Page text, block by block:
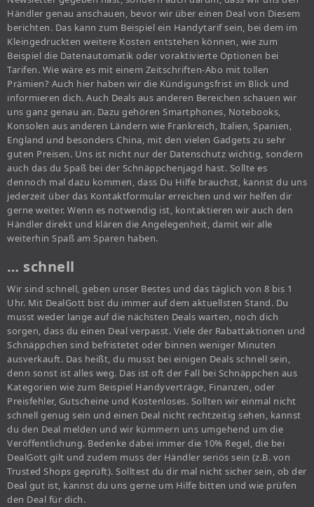
Händler genau anschauen, bevor wir über einen Deal von Diesem
berichten. Das kann zum Beispiel ein Handytarif sein, bei dem im
Kleingedruckten weitere Kosten entstehen können, wie zum
Beispiel die Datenautomatik oder voraktivierte Optionen bei
Tarifen. Wie wäre es mit einem Zeitschriften-Abo mit tollen
Prämien? Auch hier haben wir die Kündigungsfrist im Blick und
informieren dich. Auch Deals aus anderen Bereichen schauen wir
uns ganz genau an. Dazu gehören Smartphones, Notebooks,
Konsolen aus anderen Ländern wie Frankreich, Italien, Spanien,
England und besonders China, mit den vielen Gadgets zu sehr
guten Preisen. Uns ist nicht nur der Datenschutz wichtig, sondern
auch das du Spaß bei der Schnäppchenjagd hast. Sollte es
dennoch mal dazu kommen, dass Du Hilfe brauchst, kannst du uns
jederzeit über das Kontaktformular erreichen und wir helfen dir
gerne weiter. Wenn es notwendig ist, kontaktieren wir auch den
Händler direkt und klären die Angelegenheit, damit wir alle
weiterhin Spaß am Sparen haben.
… schnell
Wir sind schnell, geben unser Bestes und das täglich von 8 bis 1
Uhr. Mit DealGott bist du immer auf dem aktuellsten Stand. Du
musst weder lange auf die nächsten Deals warten, noch dich
sorgen, dass du einen Deal verpasst. Viele der Rabattaktionen und
Schnäppchen sind befristetet oder binnen weniger Minuten
ausverkauft. Das heißt, du musst bei einigen Deals schnell sein,
denn sonst ist alles weg. Das ist oft der Fall bei Schnäppchen aus
Kategorien wie zum Beispiel Handyverträge, Finanzen, oder
Preisfehler, Gutscheine und Kostenloses. Sollten wir einmal nicht
schnell genug sein und einen Deal nicht rechtzeitig sehen, kannst
du den Deal melden und wir kümmern uns umgehend um die
Veröffentlichung. Bedenke dabei immer die 10% Regel, die bei
DealGott gilt und zudem muss der Händler seriös sein (z.B. von
Trusted Shops geprüft). Solltest du dir mal nicht sicher sein, ob der
Deal gut ist, kannst du uns gerne um Hilfe bitten und wie prüfen
den Deal für dich.